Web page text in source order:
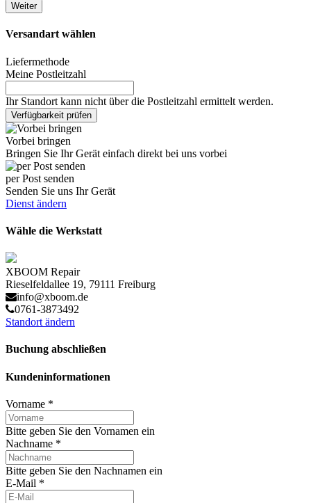
Weiter
Versandart wählen
Liefermethode
Meine Postleitzahl
Ihr Standort kann nicht über die Postleitzahl ermittelt werden.
Verfügbarkeit prüfen
Vorbei bringen
Bringen Sie Ihr Gerät einfach direkt bei uns vorbei
per Post senden
Senden Sie uns Ihr Gerät
Dienst ändern
Wähle die Werkstatt
XBOOM Repair
Rieselfeldallee 19, 79111 Freiburg
info@xboom.de
0761-3873492
Standort ändern
Buchung abschließen
Kundeninformationen
Vorname *
Bitte geben Sie den Vornamen ein
Nachname *
Bitte geben Sie den Nachnamen ein
E-Mail *